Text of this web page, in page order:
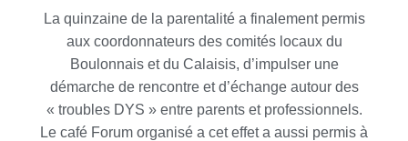
La quinzaine de la parentalité a finalement permis
aux coordonnateurs des comités locaux du
Boulonnais et du Calaisis, d’impulser une
démarche de rencontre et d’échange autour des
« troubles DYS » entre parents et professionnels.
Le café Forum organisé a cet effet a aussi permis à